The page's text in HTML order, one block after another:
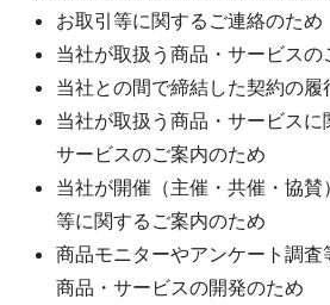
お取引等に関するご連絡のため
当社が取扱う商品・サービスの
当社との間で締結した契約の履
当社が取扱う商品・サービス
サービスのご案内のため
当社が開催（主催・共催・協
等に関するご案内のため
商品モニターやアンケート調
商品・サービスの開発のため